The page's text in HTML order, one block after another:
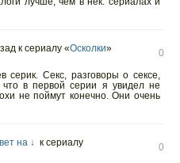
к сериалу «Осколки»
0
серик. Секс, разговоры о сексе,
в первой серии я увидел не
не поймут конечно. Они очень
на ↓ к сериалу
0